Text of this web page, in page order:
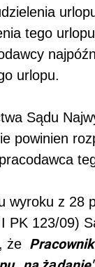
tego
urlopu.
Sądu
powinien
wyroku z 28
PK 123/09)
że